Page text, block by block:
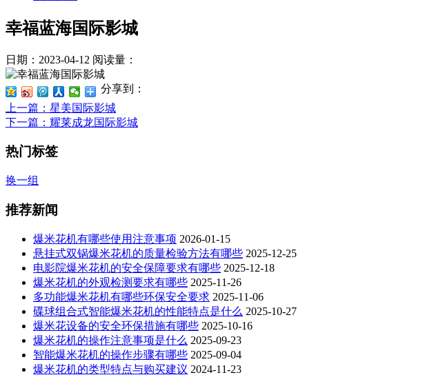
幸福蓝海国际影城
日期：2023-04-12 阅读量：
分享到：
上一篇 ：星美国际影城
下一篇 ：耀莱成龙国际影城
热门标签
换一组
推荐新闻
爆米花机有哪些使用注意事项 2026-01-15
悬挂式双锅爆米花机的质量检验方法有哪些 2025-12-25
电影院爆米花机的安全保障要求有哪些 2025-12-18
爆米花机的外观检测要求有哪些 2025-11-26
多功能爆米花机有哪些环保安全要求 2025-11-06
碟球组合式智能爆米花机的性能特点是什么 2025-10-27
爆米花设备的安全环保措施有哪些 2025-10-16
爆米花机的操作注意事项是什么 2025-09-23
智能爆米花机的操作步骤有哪些 2025-09-04
爆米花机的类型特点与购买建议 2024-11-23